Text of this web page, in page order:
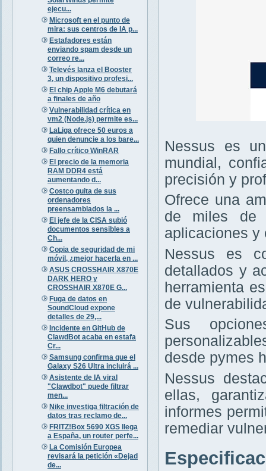
ejecu...
Microsoft en el punto de
mira: sus centros de IA p...
Estafadores están
enviando spam desde un
correo re...
Televés lanza el Booster
3, un dispositivo profesi...
El chip Apple M6 debutará
a finales de año
Vulnerabilidad crítica en
vm2 (Node.js) permite es...
LaLiga ofrece 50 euros a
quien denuncie a los bare...
Fallo crítico WinRAR
El precio de la memoria
RAM DDR4 está
aumentando d...
Costco quita de sus
ordenadores
preensamblados la ...
El jefe de la CISA subió
documentos sensibles a
Ch...
Copia de seguridad de mi
móvil, ¿mejor hacerla en ...
ASUS CROSSHAIR X870E
DARK HERO y
CROSSHAIR X870E G...
Fuga de datos en
SoundCloud expone
detalles de 29,...
Incidente en GitHub de
ClawdBot acaba en estafa
Cr...
Samsung confirma que el
Galaxy S26 Ultra incluirá ...
Asistente de IA viral
"Clawdbot" puede filtrar
men...
Nike investiga filtración de
datos tras reclamo de...
FRITZ!Box 5690 XGS llega
a España, un router perfe...
La Comisión Europea
revisará la petición «Dejad
de...
Nessus es
mundial,
precisión y
Ofrece una
de miles de
aplicaciones y
Nessus es
detallados y
herramienta
de
Sus
desde pymes
Nessus
ellas,
informes
remediar